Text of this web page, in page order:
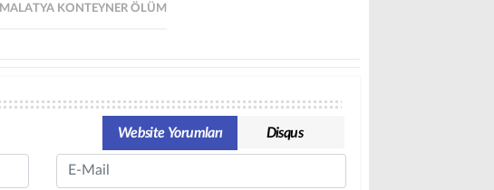
MALATYA KONTEYNER ÖLÜM
Website Yorumları
Disqus
Email